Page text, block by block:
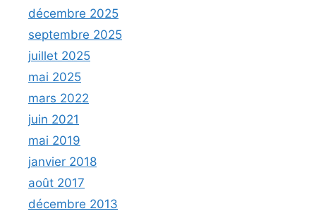
décembre 2025
septembre 2025
juillet 2025
mai 2025
mars 2022
juin 2021
mai 2019
janvier 2018
août 2017
décembre 2013